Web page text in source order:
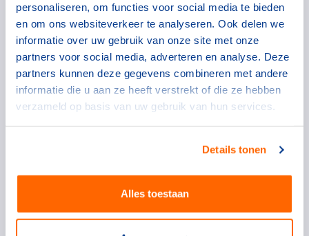
personaliseren, om functies voor social media te bieden
en om ons websiteverkeer te analyseren. Ook delen we
informatie over uw gebruik van onze site met onze
partners voor social media, adverteren en analyse. Deze
partners kunnen deze gegevens combineren met andere
informatie die u aan ze heeft verstrekt of die ze hebben
verzameld op basis van uw gebruik van hun services.
Details tonen
Alles toestaan
In de toekomst willen we dat trainersbegeleiding
voor iedere trainer-coach de normaalste zaak ter
wereld is.
Clubondersteuning
Sportclubs hebben een belangrijke
fysieke en mentale gezondheid, aan onze
persoonlijke ontwikkeling en ze creëren